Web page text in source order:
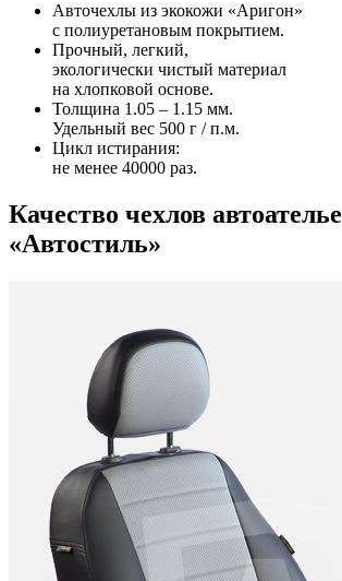
Авточехлы из экокожи «Аригон»
с полиуретановым покрытием.
Прочный, легкий,
экологически чистый материал
на хлопковой основе.
Толщина 1.05 – 1.15 мм.
Удельный вес 500 г / п.м.
Цикл истирания:
не менее 40000 раз.
Качество чехлов автоателье
«Автостиль»